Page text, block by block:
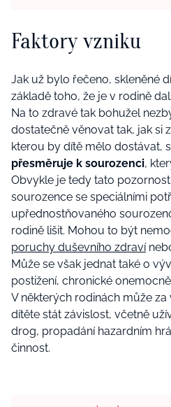
Faktory vzniku
Jak už bylo řečeno, skleněné
základě toho, že je v rodině
Na to zdravé tak bohužel
dostatečně věnovat tak, jak si
kterou by dítě mělo dostávat,
přesměruje k sourozenci,
Obvykle je tedy tato
sourozence se speciálními
upřednostňovaného
rodině lišit. Mohou to být
poruchy duševního zdraví
Může se však jednat také o
postižení, chronické
V některých rodinách může za
dítěte stát závislost, včetně
drog, propadání hazardním
činnost.